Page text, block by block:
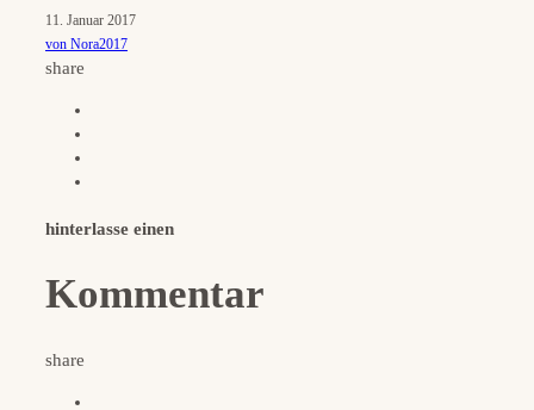
11. Januar 2017
von Nora2017
share
hinterlasse einen
Kommentar
share